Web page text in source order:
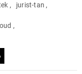
, jurist-tan ,
,